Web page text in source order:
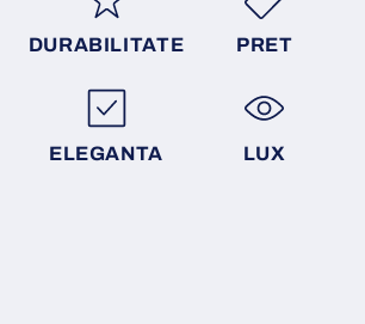
DURABILITATE PRET
ELEGANTA LUX